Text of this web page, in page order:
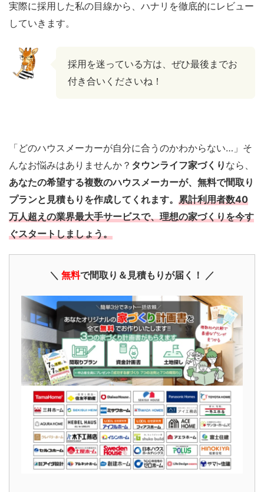
実際に採用した私の目線から、ハナリを徹底的にレビュー
していきます。
採用を迷っている方は、ぜひ最後までお
付き合いくださいね！
「どのハウスメーカーが自分に合うのかわからない…」そ
んなお悩みはありませんか？ タウンライフ家づくり なら、
あなたの希望する複数のハウスメーカーが、無料で間取り
プランと見積もりを作成してくれます。 累計利用者数40
万人超えの業界最大手サービスで、理想の家づくりを今す
ぐスタートしましょう。
＼ 無料で間取り＆見積もりが届く！ ／